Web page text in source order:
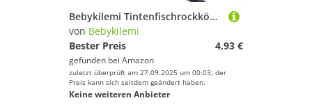
Bebykilemi Tintenfischrockköder, 21 g, 110 mm, Silikon, Oktopusrock, weicher Köder, künstlich, Salzwasser, Meeresangeln, Ausrüstung für Barsch, Wels, Raubfisch, leuchtend (Blau / Schwarz)
von Bebykilemi
Bester Preis
4,93 €
gefunden bei Amazon
zuletzt überprüft am 27.09.2025 um 00:03; der
Preis kann sich seitdem geändert haben.
Keine weiteren Anbieter